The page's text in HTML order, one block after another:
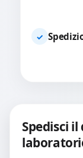
✓
Spedisci